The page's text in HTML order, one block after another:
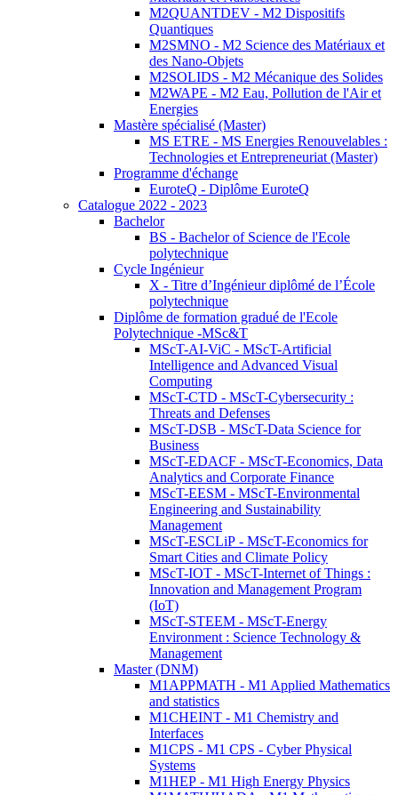
M2QUANTDEV - M2 Dispositifs
Quantiques
M2SMNO - M2 Science des Matériaux et
des Nano-Objets
M2SOLIDS - M2 Mécanique des Solides
M2WAPE - M2 Eau, Pollution de l'Air et
Energies
Mastère spécialisé (Master)
MS ETRE - MS Energies Renouvelables :
Technologies et Entrepreneuriat (Master)
Programme d'échange
EuroteQ - Diplôme EuroteQ
Catalogue 2022 - 2023
Bachelor
BS - Bachelor of Science de l'Ecole
polytechnique
Cycle Ingénieur
X - Titre d’Ingénieur diplômé de l’École
polytechnique
Diplôme de formation gradué de l'Ecole
Polytechnique -MSc&T
MScT-AI-ViC - MScT-Artificial
Intelligence and Advanced Visual
Computing
MScT-CTD - MScT-Cybersecurity :
Threats and Defenses
MScT-DSB - MScT-Data Science for
Business
MScT-EDACF - MScT-Economics, Data
Analytics and Corporate Finance
MScT-EESM - MScT-Environmental
Engineering and Sustainability
Management
MScT-ESCLiP - MScT-Economics for
Smart Cities and Climate Policy
MScT-IOT - MScT-Internet of Things :
Innovation and Management Program
(IoT)
MScT-STEEM - MScT-Energy
Environment : Science Technology &
Management
Master (DNM)
M1APPMATH - M1 Applied Mathematics
and statistics
M1CHEINT - M1 Chemistry and
Interfaces
M1CPS - M1 CPS - Cyber Physical
Systems
M1HEP - M1 High Energy Physics